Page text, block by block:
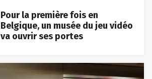
Pour la première fois en
Belgique, un musée du jeu vidéo
va ouvrir ses portes